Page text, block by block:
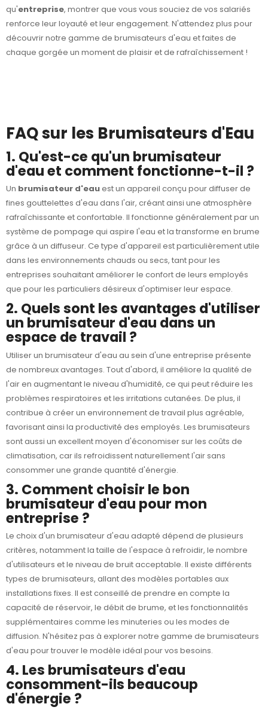
qu'entreprise, montrer que vous vous souciez de vos salariés
renforce leur loyauté et leur engagement. N'attendez plus pour
découvrir notre gamme de brumisateurs d'eau et faites de
chaque gorgée un moment de plaisir et de rafraîchissement !
FAQ sur les Brumisateurs d'Eau
1. Qu'est-ce qu'un brumisateur
d'eau et comment fonctionne-t-il ?
Un brumisateur d'eauest un appareil conçu pour diffuser de
fines gouttelettes d'eau dans l'air, créant ainsi une atmosphère
rafraîchissante et confortable. Il fonctionne généralement par un
système de pompage qui aspire l'eau et la transforme en brume
grâce à un diffuseur. Ce type d'appareil est particulièrement utile
dans les environnements chauds ou secs, tant pour les
entreprises souhaitant améliorer le confort de leurs employés
que pour les particuliers désireux d'optimiser leur espace.
2. Quels sont les avantages d'utiliser
un brumisateur d'eau dans un
espace de travail ?
Utiliser un brumisateur d'eau au sein d'une entreprise présente
de nombreux avantages. Tout d'abord, il améliore la qualité de
l'air en augmentant le niveau d'humidité, ce qui peut réduire les
problèmes respiratoires et les irritations cutanées. De plus, il
contribue à créer un environnement de travail plus agréable,
favorisant ainsi la productivité des employés. Les brumisateurs
sont aussi un excellent moyen d'économiser sur les coûts de
climatisation, car ils refroidissent naturellement l'air sans
consommer une grande quantité d'énergie.
3. Comment choisir le bon
brumisateur d'eau pour mon
entreprise ?
Le choix d'un brumisateur d'eau adapté dépend de plusieurs
critères, notamment la taille de l'espace à refroidir, le nombre
d'utilisateurs et le niveau de bruit acceptable. Il existe différents
types de brumisateurs, allant des modèles portables aux
installations fixes. Il est conseillé de prendre en compte la
capacité de réservoir, le débit de brume, et les fonctionnalités
supplémentaires comme les minuteries ou les modes de
diffusion. N'hésitez pas à explorer notre gamme de brumisateurs
d'eau pour trouver le modèle idéal pour vos besoins.
4. Les brumisateurs d'eau
consomment-ils beaucoup
d'énergie ?